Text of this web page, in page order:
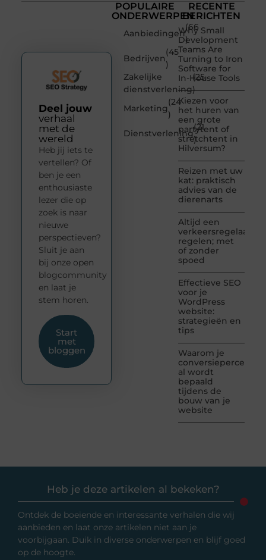
POPULAIRE
ONDERWERPEN
Aanbiedingen
(66
)
Bedrijven
(45
)
Zakelijke
dienstverlening
(25
)
Marketing
(24
)
Dienstverlening
(21
)
RECENTE
BERICHTEN
Why Small
Development
Teams Are
Turning to Iron
Software for
In-House Tools
Kiezen voor
het huren van
een grote
partytent of
stretchtent in
Hilversum?
Reizen met uw
kat: praktisch
advies van de
dierenarts
Altijd een
verkeersregelaar
regelen; met
of zonder
spoed
Effectieve SEO
voor je
WordPress
website:
strategieën en
tips
Waarom je
al wordt
bepaald
tijdens de
bouw van je
website
Deel jouw
verhaal
met de
wereld
Heb jij iets te
vertellen? Of
ben je een
enthousiaste
lezer die op
zoek is naar
nieuwe
perspectieven?
Sluit je aan
bij onze open
blogcommunity
en laat je
stem horen.
Start
met
bloggen
Heb je deze artikelen al bekeken?
Ontdek de boeiende en interessante verhalen die wij
aanbieden en laat onze artikelen niet aan je
voorbijgaan. Duik in diverse onderwerpen en blijf goed
op de hoogte.